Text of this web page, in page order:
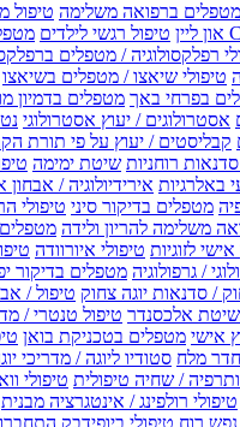
מטפלים ברפואה משלימה טיפול
טיפול רגשי לילדים
רפלקסולוגיה / מטפלים
טיפולי שיאצו / מטפלים בשיאצו
בפרחי באך מטפלים בדמיון
אסטרולוגים / יעוץ אסטרולוגי
קבליסטים / יעוץ על פי תורת
רוחניות שיטת ימימה
באלרגיות אירידיולוגיה / אבחון
מטפלים בדיקור סיני טיפולי
משלימה להריון ולידה מטפלים
אישי לזוגיות טיפולי איורוודה
/ גרפולוגיה מטפלים בדיקור
/ סדנאות יוגה צחוק טיפול /
אלכסנדר טיפול טנטרי /
אישי מטפלים בטכניקת בואן
מלח סטודיו ליוגה / מדריכי
/ שחיה טיפולית טיפולי
טיפולי רולפינג / אינטגרציה מבנית